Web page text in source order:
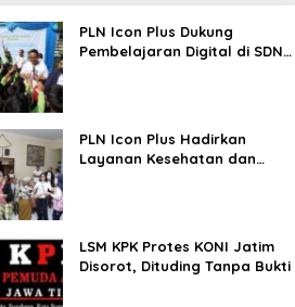
PLN Icon Plus Dukung
Pembelajaran Digital di SDN
PLN Icon Plus Hadirkan
Layanan Kesehatan dan
LSM KPK Protes KONI Jatim
Disorot, Dituding Tanpa Bukti